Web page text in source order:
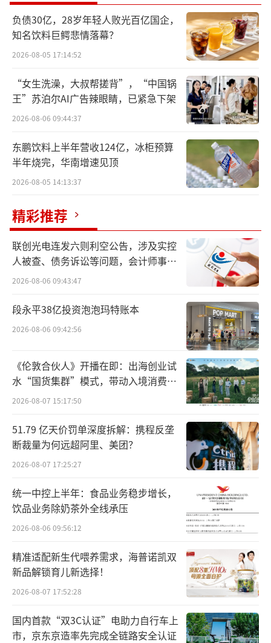
京东拍下查干湖冬捕“头鱼”
查干湖第二十四届冰雪渔猎文化旅游节的
冬捕拍卖现场，查干湖冬捕“头鱼”以其吉祥
丰收的文化寓意引发多轮竞价，最终以169万元
京东生鲜的采销表示：“‘头鱼’不仅是
商品，更是品质、文化与信任的象征。”京东
将通过线上抽奖方式免费送给京东用户，让消
费者共享来自查干湖的鲜意与吉祥。
负债30亿，28岁年轻人败光百亿国企，
知名饮料巨鳄悲情落幕？
2026-08-05 17:14:52
“女生洗澡，大叔帮搓背”，“中国锅
王”苏泊尔AI广告辣眼睛，已紧急下架
2026-08-06 09:44:37
东鹏饮料上半年营收124亿，冰柜预算
半年烧完，华南增速见顶
2026-08-05 14:13:37
精彩推荐
联创光电连发六则利空公告，涉及实控
人被查、债务诉讼等问题，会计师事务
所曾出具“保留意见”
2026-08-06 09:43:47
段永平38亿投资泡泡玛特账本
2026-08-06 09:42:56
《伦敦合伙人》开播在即：出海创业试
水“国货集群”模式，带动入境消费反
向种草
2026-08-07 15:17:50
51.79 亿天价罚单深度拆解：携程反垄
断裁量为何远超阿里、美团？
2026-08-07 17:25:27
统一中控上半年：食品业务稳步增长，
饮品业务除奶茶外全线承压
2026-08-06 09:56:12
精准适配新生代喂养需求，海普诺凯双
新品解锁育儿新选择！
2026-08-07 17:52:28
国内首款“双3C认证”电助力自行车上
市，京东京造率先完成全链路安全认证